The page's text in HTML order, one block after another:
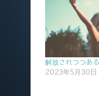
解放されつつある
2023年5月30日